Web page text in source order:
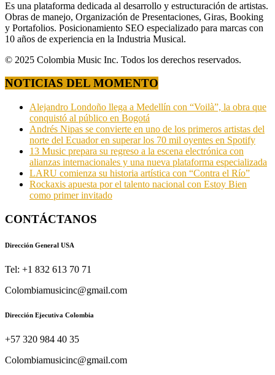
Es una plataforma dedicada al desarrollo y estructuración de artistas.
Obras de manejo, Organización de Presentaciones, Giras, Booking
y Portafolios. Posicionamiento SEO especializado para marcas con
10 años de experiencia en la Industria Musical.
© 2025 Colombia Music Inc. Todos los derechos reservados.
NOTICIAS DEL MOMENTO
Alejandro Londoño llega a Medellín con “Voilà”, la obra que
conquistó al público en Bogotá
Andrés Nipas se convierte en uno de los primeros artistas del
norte del Ecuador en superar los 70 mil oyentes en Spotify
13 Music prepara su regreso a la escena electrónica con
alianzas internacionales y una nueva plataforma especializada
LARU comienza su historia artística con “Contra el Río”
Rockaxis apuesta por el talento nacional con Estoy Bien
como primer invitado
CONTÁCTANOS
Dirección General USA
Tel: +1 832 613 70 71
Colombiamusicinc@gmail.com
Dirección Ejecutiva Colombia
+57 320 984 40 35
Colombiamusicinc@gmail.com